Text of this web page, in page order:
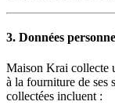
3. Données
Maison Krai collecte
à la fourniture de ses
collectées incluent :